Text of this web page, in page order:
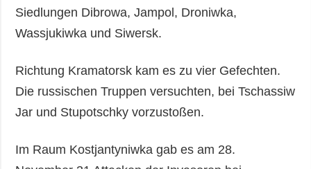
Siedlungen Dibrowa, Jampol, Droniwka,
Wassjukiwka und Siwersk.
Richtung Kramatorsk kam es zu vier Gefechten.
Die russischen Truppen versuchten, bei Tschassiw
Jar und Stupotschky vorzustoßen.
Im Raum Kostjantyniwka gab es am 28.